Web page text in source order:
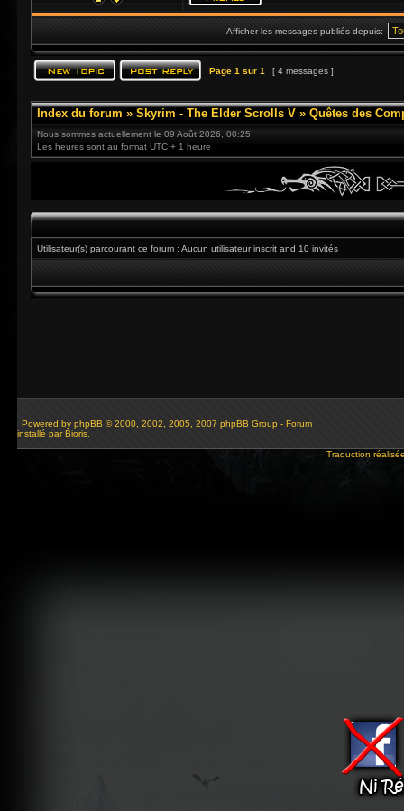
Afficher les messages publiés depuis:
Page 1 sur 1 [ 4 messages ]
Index du forum » Skyrim - The Elder Scrolls V » Quêtes des
Nous sommes actuellement le 09 Août 2026, 00:25
Les heures sont au format UTC + 1 heure
Utilisateur(s) parcourant ce forum : Aucun utilisateur inscrit and 10 invités
Powered by phpBB © 2000, 2002, 2005, 2007 phpBB Group - Forum
installé par Bioris.
Traduction